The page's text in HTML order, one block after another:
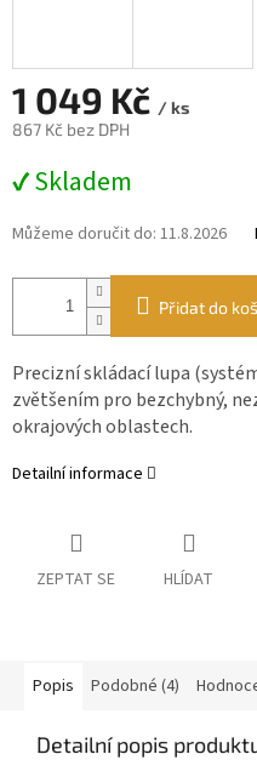
1 049 Kč / ks
867 Kč bez DPH
cena:
✔ Skladem
Můžeme doručit do: 11.8.2026
Přidat do
Precizní skládací lupa
zvětšením pro bezchybný,
okrajových oblastech.
Detailní informace
ZEPTAT SE HLÍDAT
Popis Podobné (4)
Detailní popis